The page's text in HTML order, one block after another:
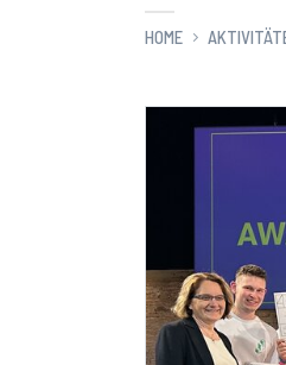
HOME